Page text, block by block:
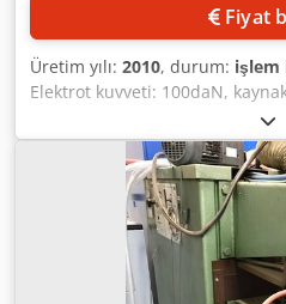
Fiyat
Üretim yılı: 2010, durum: işlem
Elektrot kuvveti: 100daN,
güç: 80kVA, soğutma sistemi
Ajiknv Eefnock